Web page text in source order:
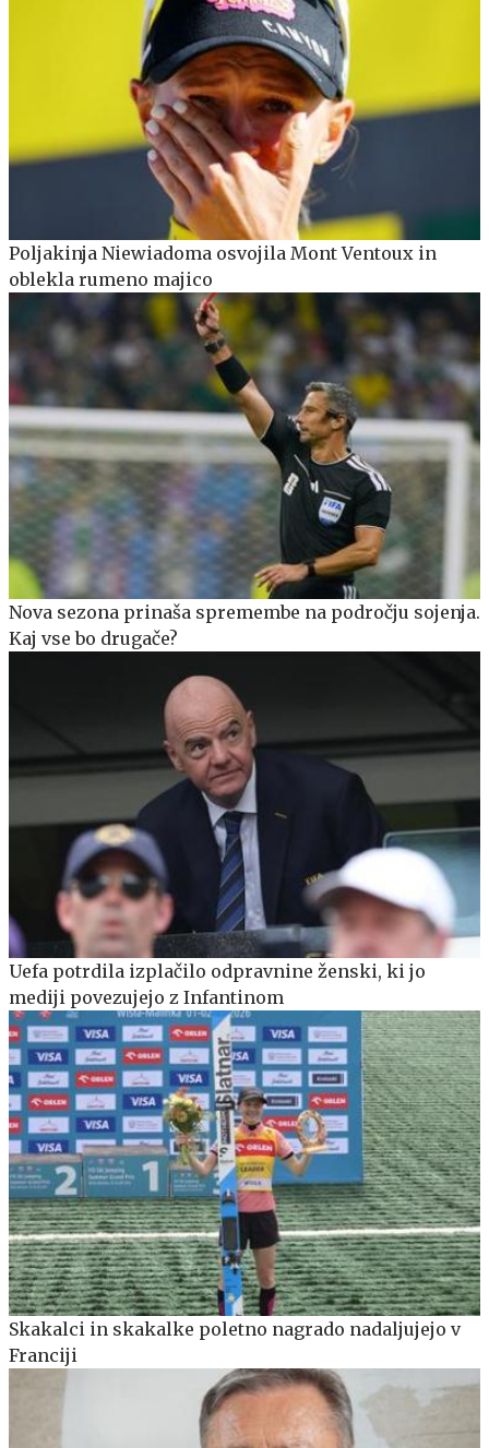
Poljakinja Niewiadoma osvojila Mont Ventoux in
oblekla rumeno majico
Nova sezona prinaša spremembe na področju sojenja.
Kaj vse bo drugače?
Uefa potrdila izplačilo odpravnine ženski, ki jo
mediji povezujejo z Infantinom
Skakalci in skakalke poletno nagrado nadaljujejo v
Franciji